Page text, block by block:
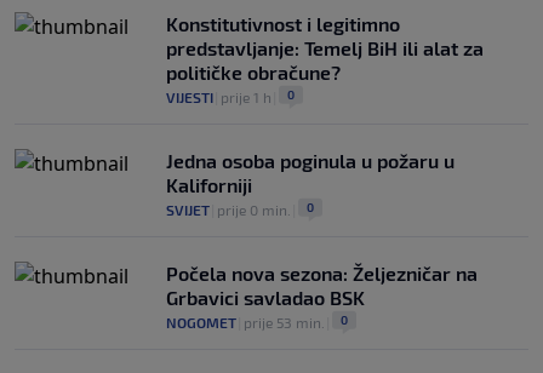
Konstitutivnost i legitimno
predstavljanje: Temelj BiH ili alat za
političke obračune?
VIJESTI prije 1 h 0
Jedna osoba poginula u požaru u
Kaliforniji
SVIJET prije 0 min. 0
Počela nova sezona: Željezničar na
Grbavici savladao BSK
NOGOMET prije 53 min. 0